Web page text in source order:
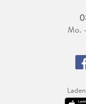
Mo.